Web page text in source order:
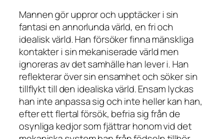
Mannen gör uppror och upptäcker i sin
fantasi en annorlunda värld, en fri och
idealisk värld. Han försöker finna mänskliga
kontakter i sin mekaniserade värld men
ignoreras av det samhälle han lever i. Han
reflekterar över sin ensamhet och söker sin
tillflykt till den idealiska värld. Ensam lyckas
han inte anpassa sig och inte heller kan han,
efter ett flertal försök, befria sig från de
osynliga kedjor som fjättrar honom vid det